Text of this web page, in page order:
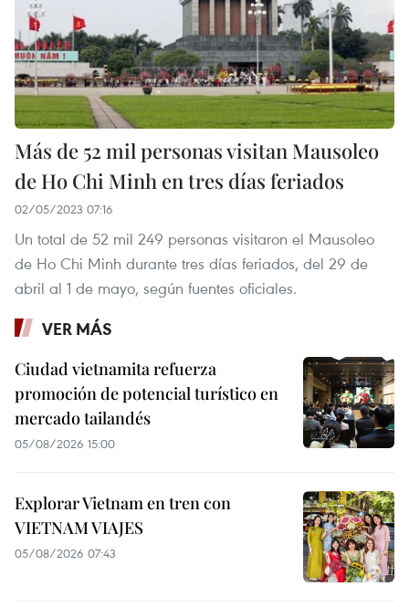
Más de 52 mil personas visitan Mausoleo
de Ho Chi Minh en tres días feriados
02/05/2023 07:16
Un total de 52 mil 249 personas visitaron el Mausoleo
de Ho Chi Minh durante tres días feriados, del 29 de
abril al 1 de mayo, según fuentes oficiales.
VER MÁS
Ciudad vietnamita refuerza
promoción de potencial turístico en
mercado tailandés
05/08/2026 15:00
Explorar Vietnam en tren con
VIETNAM VIAJES
05/08/2026 07:43